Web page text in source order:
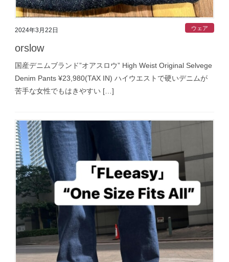
2024年3月22日 ウェア
orslow
国産デニムブランド”オアスロウ” High Weist Original Selvege
Denim Pants ¥23,980(TAX IN) ハイウエストで硬いデニムが
苦手な女性でもはきやすい […]